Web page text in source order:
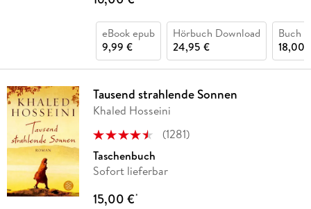
eBook epub
9,99 €
Hörbuch Download
24,95 €
Buch
18,00
Tausend strahlende Sonnen
Khaled Hosseini
(1281)
Taschenbuch
Sofort lieferbar
15,00 €*